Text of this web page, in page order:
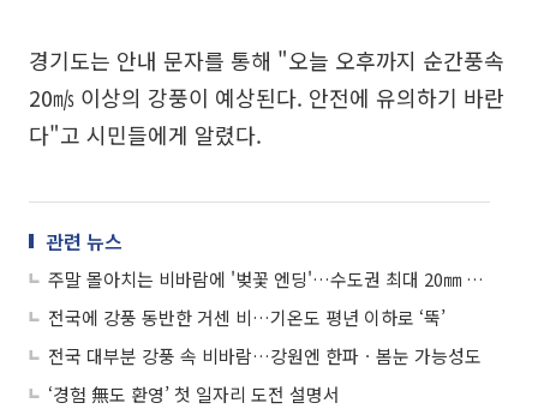
경기도는 안내 문자를 통해 "오늘 오후까지 순간풍속
20㎧ 이상의 강풍이 예상된다. 안전에 유의하기 바란
다"고 시민들에게 알렸다.
관련 뉴스
주말 몰아치는 비바람에 '벚꽃 엔딩'…수도권 최대 20㎜ 내려
전국에 강풍 동반한 거센 비…기온도 평년 이하로 ‘뚝’
전국 대부분 강풍 속 비바람…강원엔 한파ㆍ봄눈 가능성도
‘경험 無도 환영’ 첫 일자리 도전 설명서